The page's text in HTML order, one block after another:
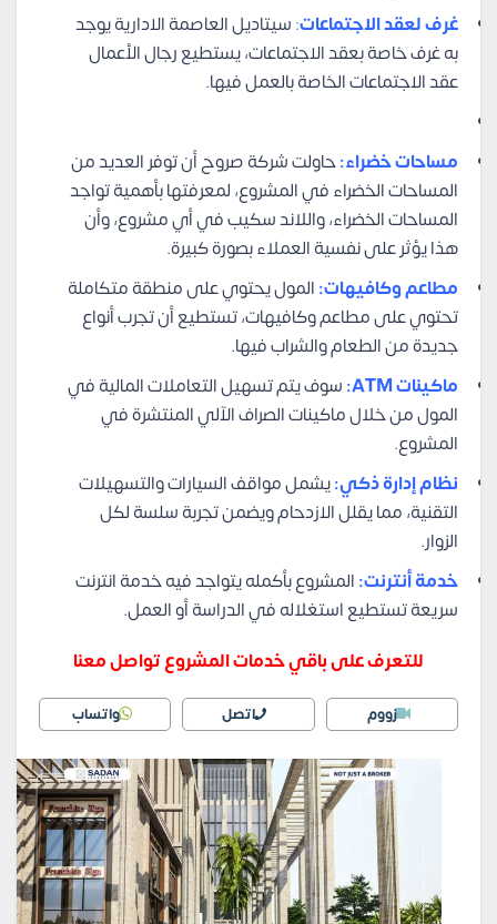
غرف لعقد الاجتماعات:سيتاديل العاصمة الادارية يوجد
به غرف خاصة بعقد الاجتماعات، يستطيع رجال الأعمال
عقد الاجتماعات الخاصة بالعمل فيها.
مساحات خضراء:حاولت شركة صروح أن توفر العديد من
المساحات الخضراء في المشروع، لمعرفتها بأهمية تواجد
المساحات الخضراء، واللاند سكيب في أي مشروع، وأن
هذا يؤثر على نفسية العملاء بصورة كبيرة.
مطاعم وكافيهات:المول يحتوي على منطقة متكاملة
تحتوي على مطاعم وكافيهات، تستطيع أن تجرب أنواع
جديدة من الطعام والشراب فيها.
ماكينات ATM:
سوف يتم تسهيل التعاملات المالية في
المول من خلال ماكينات الصراف الآلي المنتشرة في
المشروع.
نظام إدارة ذكي:يشمل مواقف السيارات والتسهيلات
التقنية، مما يقلل الازدحام ويضمن تجربة سلسة لكل
الزوار.
خدمة أنترنت:المشروع بأكمله يتواجد فيه خدمة انترنت
سريعة تستطيع استغلاله في الدراسة أو العمل.
للتعرف على باقي خدمات المشروع تواصل معنا
زووم اتصل واتساب